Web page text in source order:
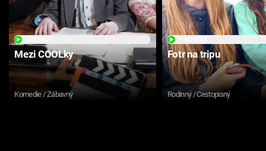
Mezi COOLky
Komedie / Zábavný
Fotr na tripu
Rodinný / Cestopisný